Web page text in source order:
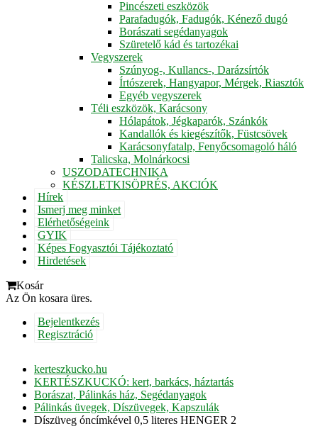
Pincészeti eszközök
Parafadugók, Fadugók, Kénező dugó
Borászati segédanyagok
Szüretelő kád és tartozékai
Vegyszerek
Szúnyog-, Kullancs-, Darázsírtók
Írtószerek, Hangyapor, Mérgek, Riasztók
Egyéb vegyszerek
Téli eszközök, Karácsony
Hólapátok, Jégkaparók, Szánkók
Kandallók és kiegészítők, Füstcsövek
Karácsonyfatalp, Fenyőcsomagoló háló
Talicska, Molnárkocsi
USZODATECHNIKA
KÉSZLETKISÖPRÉS, AKCIÓK
Hírek
Ismerj meg minket
Elérhetőségeink
GYIK
Képes Fogyasztói Tájékoztató
Hirdetések
Kosár
Az Ön kosara üres.
Bejelentkezés
Regisztráció
kerteszkucko.hu
KERTÉSZKUCKÓ: kert, barkács, háztartás
Borászat, Pálinkás ház, Segédanyagok
Pálinkás üvegek, Díszüvegek, Kapszulák
Díszüveg óncímkével 0,5 literes HENGER 2